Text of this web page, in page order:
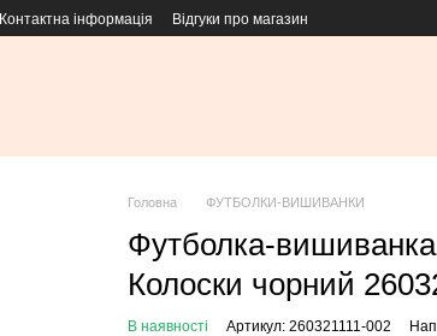
Контактна інформація Відгуки про магазин
Головна ФУТБОЛКИ-ВИШИВАНКИ
Футболка-вишиванка
Колоски чорний
В наявності Артикул: 260321111-002